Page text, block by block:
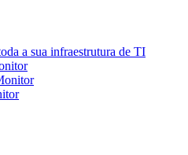
a sua infraestrutura de TI